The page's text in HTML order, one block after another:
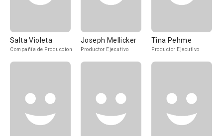
Salta Violeta
Compañía de Produccion
Joseph Mellicker
Productor Ejecutivo
Tina Pehme
Productor Ejecutivo